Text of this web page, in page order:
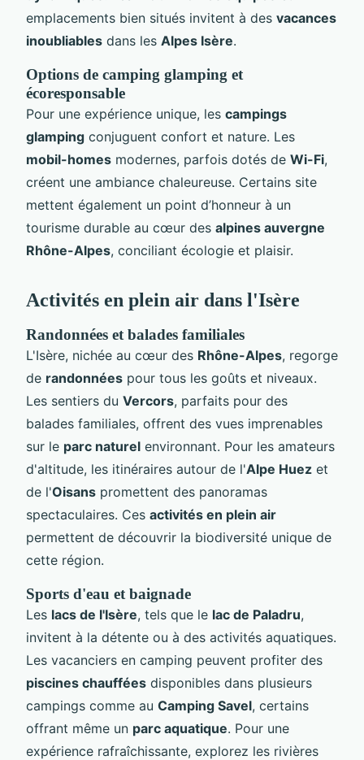
emplacements bien situés invitent à des vacances
inoubliables dans les Alpes Isère.
Options de camping glamping et
écoresponsable
Pour une expérience unique, les campings
glamping conjuguent confort et nature. Les
mobil-homes modernes, parfois dotés de Wi-Fi,
créent une ambiance chaleureuse. Certains site
mettent également un point d’honneur à un
tourisme durable au cœur des alpines auvergne
Rhône-Alpes, conciliant écologie et plaisir.
Activités en plein air dans l'Isère
Randonnées et balades familiales
L'Isère, nichée au cœur des Rhône-Alpes, regorge
de randonnées pour tous les goûts et niveaux.
Les sentiers du Vercors, parfaits pour des
balades familiales, offrent des vues imprenables
sur le parc naturel environnant. Pour les amateurs
d'altitude, les itinéraires autour de l'Alpe Huez et
de l'Oisans promettent des panoramas
spectaculaires. Ces activités en plein air
permettent de découvrir la biodiversité unique de
cette région.
Sports d'eau et baignade
Les lacs de l'Isère, tels que le lac de Paladru,
invitent à la détente ou à des activités aquatiques.
Les vacanciers en camping peuvent profiter des
piscines chauffées disponibles dans plusieurs
campings comme au Camping Savel, certains
offrant même un parc aquatique. Pour une
expérience rafraîchissante, explorez les rivières